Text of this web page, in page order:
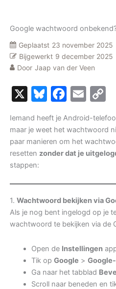
Google wachtwoord
Geplaatst 23 november 2025
Bijgewerkt 9 december 2025
Door Jaap van der Veen
X BlueskyEmail
Iemand heeft je Android-
maar je weet het wachtwoord
paar manieren om het
resetten zonder dat je
stappen:
1. Wachtwoord bekijken via
Als je nog bent ingelogd op je
wachtwoord te bekijken via de
Open de Instellingen
Tik op Google >
Ga naar het tabblad
Scroll naar beneden en